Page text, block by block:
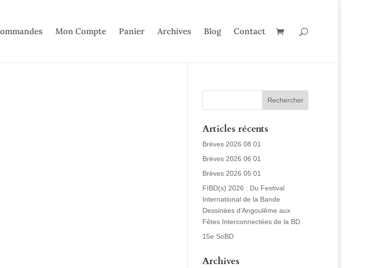
Mon Compte Panier Archives Blog Contact
Articles récents
Brèves 2026 08 01
Brèves 2026 06 01
Brèves 2026 05 01
FIBD(s) 2026 : Du Festival
International de la Bande
Dessinées d’Angoulême aux
Fêtes Interconnectées de la BD
15e SoBD
Archives